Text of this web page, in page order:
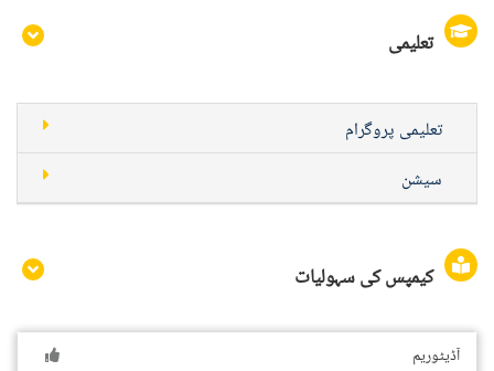
تعلیمی
تعلیمی پروگرام
سیشن
کیمپس کی سہولیات
آڈیٹوریم